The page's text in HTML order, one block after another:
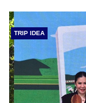
TRIP IDEA